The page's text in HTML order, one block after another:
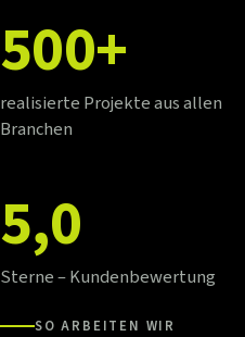
500+
realisierte Projekte aus allen
Branchen
5,0
Sterne – Kundenbewertung
SO ARBEITEN WIR